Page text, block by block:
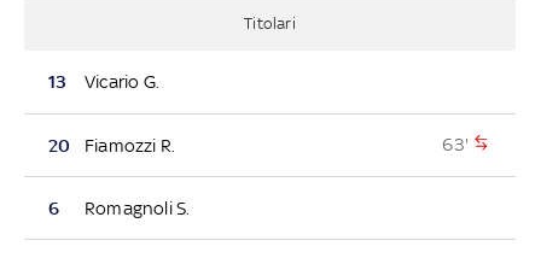
Titolari
13 Vicario G.
20 Fiamozzi R. 63'
6 Romagnoli S.